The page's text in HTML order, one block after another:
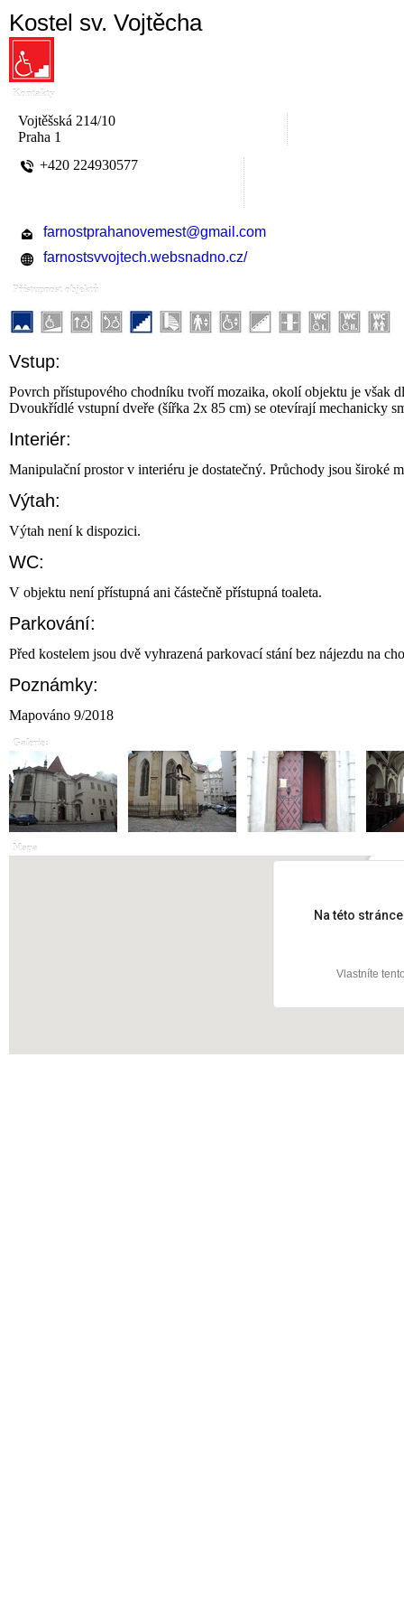
Kostel sv. Vojtěcha
Kontakty
Vojtěšská 214/10
Praha 1
+420 224930577
farnostprahanovemest@gmail.com
farnostsvvojtech.websnadno.cz/
Přístupnost objektů
Vstup:
Povrch přístupového chodníku tvoří mozaika, okolí objektu je však
Dvoukřídlé vstupní dveře (šířka 2x 85 cm) se otevírají mechanicky
Interiér:
Manipulační prostor v interiéru je dostatečný. Průchody jsou široké
Výtah:
Výtah není k dispozici.
WC:
V objektu není přístupná ani částečně přístupná toaleta.
Parkování:
Před kostelem jsou dvě vyhrazená parkovací stání bez nájezdu na
Poznámky:
Mapováno 9/2018
Galerie:
Mapa
Na této
Vlastníte